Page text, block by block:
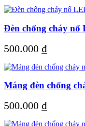
Đèn chống cháy nổ
500.000 ₫
Máng đèn chống
500.000 ₫